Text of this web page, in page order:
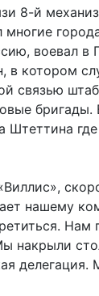
8-й
воевал
в котором
связью
Штеттина
нашему
Нам
накрыли